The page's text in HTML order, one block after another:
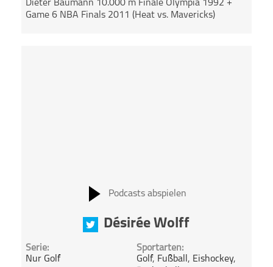
Dieter Baumann 10.000 m Finale Olympia 1992 +
Game 6 NBA Finals 2011 (Heat vs. Mavericks)
Podcasts abspielen
Désirée Wolff
Serie:
Nur Golf
Sportarten:
Golf, Fußball , Eishockey,